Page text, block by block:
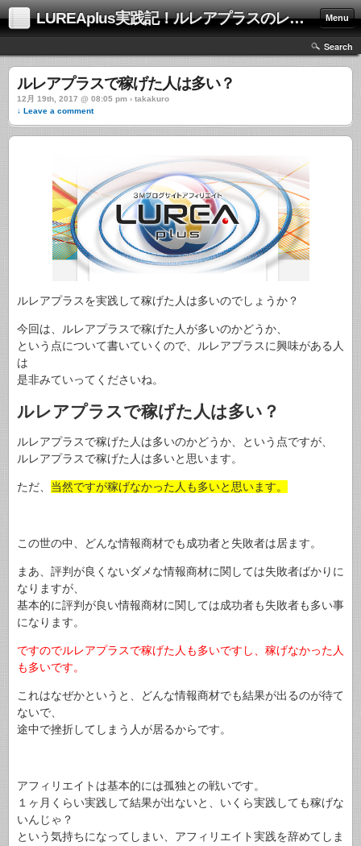
LUREAplus実践記！ルレアプラスのレビューサイト！ Menu
Search
ルレアプラスで稼げた人は多い？
12月 19th, 2017 @ 08:05 pm › takakuro
↓ Leave a comment
ルレアプラスを実践して稼げた人は多いのでしょうか？
今回は、ルレアプラスで稼げた人が多いのかどうか、
という点について書いていくので、ルレアプラスに興味がある人
は
是非みていってくださいね。
ルレアプラスで稼げた人は多い？
ルレアプラスで稼げた人は多いのかどうか、という点ですが、
ルレアプラスで稼げた人は多いと思います。
ただ、 当然ですが稼げなかった人も多いと思います。
この世の中、どんな情報商材でも成功者と失敗者は居ます。
まあ、評判が良くないダメな情報商材に関しては失敗者ばかりに
なりますが、
基本的に評判が良い情報商材に関しては成功者も失敗者も多い事
になります。
ですのでルレアプラスで稼げた人も多いですし、稼げなかった人
も多いです。
これはなぜかというと、どんな情報商材でも結果が出るのが待て
ないで、
途中で挫折してしまう人が居るからです。
アフィリエイトは基本的には孤独との戦いです。
１ヶ月くらい実践して結果が出ないと、いくら実践しても稼げな
いんじゃ？
という気持ちになってしまい、アフィリエイト実践を辞めてしま